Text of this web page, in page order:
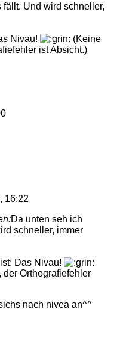
Und wird schneller,
Nivau!
(Keine
ist Absicht.)
16:22
Da unten seh ich
schneller, immer
Das Nivau!
Orthografiefehler
nach nivea an^^